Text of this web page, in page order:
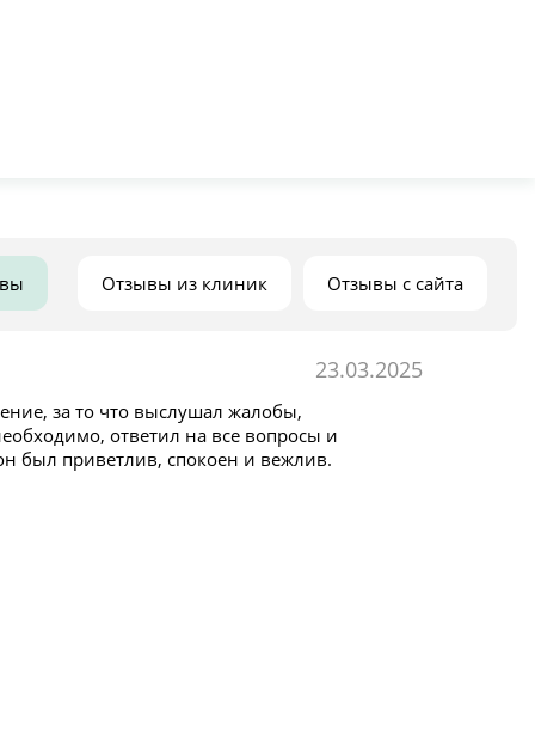
Отзывы с сайта
Отзывы из клиник
23.03.2025
за то что выслушал жалобы,
ответил на все вопросы и
был приветлив, спокоен и вежлив.